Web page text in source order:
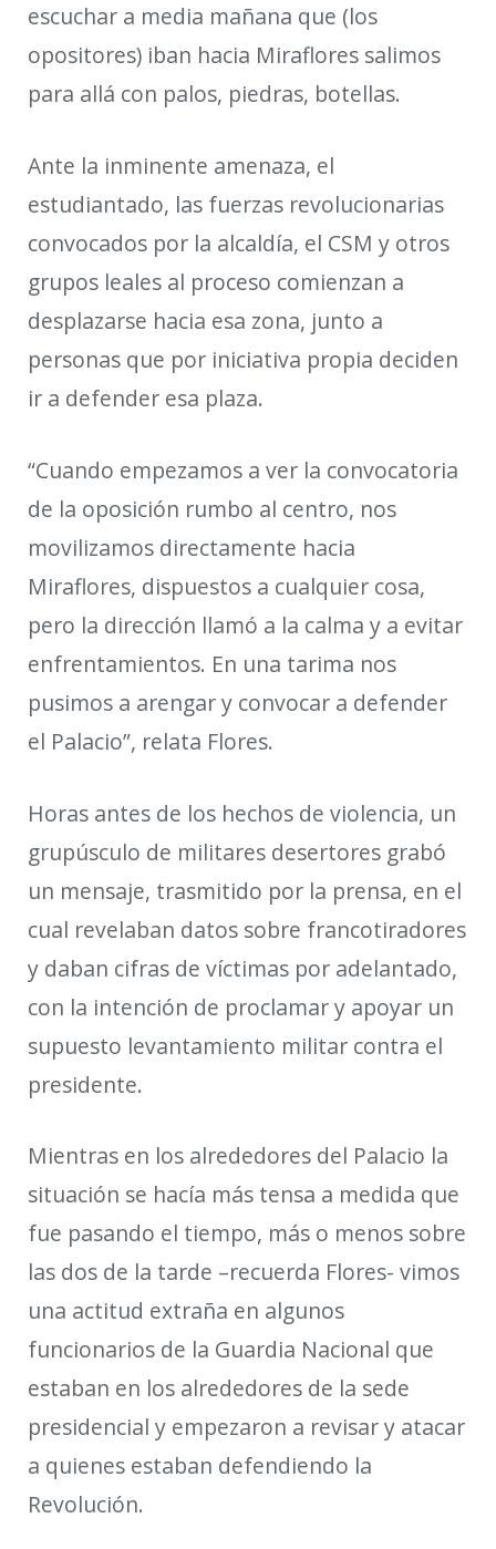
escuchar a media mañana que (los
opositores) iban hacia Miraflores salimos
para allá con palos, piedras, botellas.
Ante la inminente amenaza, el
estudiantado, las fuerzas revolucionarias
convocados por la alcaldía, el CSM y otros
grupos leales al proceso comienzan a
desplazarse hacia esa zona, junto a
personas que por iniciativa propia deciden
ir a defender esa plaza.
“Cuando empezamos a ver la convocatoria
de la oposición rumbo al centro, nos
movilizamos directamente hacia
Miraflores, dispuestos a cualquier cosa,
pero la dirección llamó a la calma y a evitar
enfrentamientos. En una tarima nos
pusimos a arengar y convocar a defender
el Palacio”, relata Flores.
Horas antes de los hechos de violencia, un
grupúsculo de militares desertores grabó
un mensaje, trasmitido por la prensa, en el
cual revelaban datos sobre francotiradores
y daban cifras de víctimas por adelantado,
con la intención de proclamar y apoyar un
supuesto levantamiento militar contra el
presidente.
Mientras en los alrededores del Palacio la
situación se hacía más tensa a medida que
fue pasando el tiempo, más o menos sobre
las dos de la tarde –recuerda Flores- vimos
una actitud extraña en algunos
funcionarios de la Guardia Nacional que
estaban en los alrededores de la sede
presidencial y empezaron a revisar y atacar
a quienes estaban defendiendo la
Revolución.